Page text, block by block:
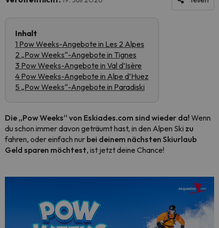
Inhalt
1 Pow Weeks-Angebote in Les 2 Alpes
2 „Pow Weeks“-Angebote in Tignes
3 Pow Weeks-Angebote in Val d’Isère
4 Pow Weeks-Angebote in Alpe d’Huez
5 „Pow Weeks“-Angebote in Paradiski
Die „Pow Weeks“ von Eskiades.com sind wieder da! Wenn
du schon immer davon geträumt hast, in den Alpen Ski zu
fahren, oder einfach nur bei deinem nächsten Skiurlaub
Geld sparen möchtest, ist jetzt deine Chance!